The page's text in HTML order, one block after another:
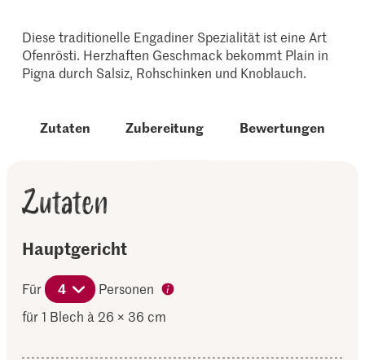
Diese traditionelle Engadiner Spezialität ist eine Art
Ofenrösti. Herzhaften Geschmack bekommt Plain in
Pigna durch Salsiz, Rohschinken und Knoblauch.
Zutaten Zubereitung Bewertungen
Zutaten
Hauptgericht
Für 4
Personen
für 1 Blech à 26 × 36 cm